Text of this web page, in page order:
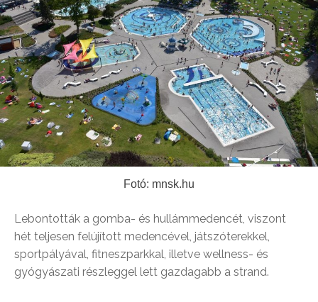
Fotó: mnsk.hu
Lebontották a gomba- és hullámmedencét, viszont
hét teljesen felújított medencével, játszóterekkel,
sportpályával, fitneszparkkal, illetve wellness- és
gyógyászati részleggel lett gazdagabb a strand.